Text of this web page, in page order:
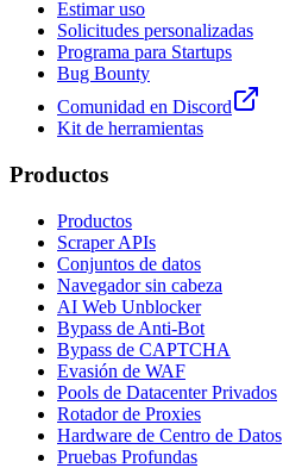
Estimar uso
Solicitudes personalizadas
Programa para Startups
Bug Bounty
Comunidad en Discord
Kit de herramientas
Productos
Productos
Scraper APIs
Conjuntos de datos
Navegador sin cabeza
AI Web Unblocker
Bypass de Anti-Bot
Bypass de CAPTCHA
Evasión de WAF
Pools de Datacenter Privados
Rotador de Proxies
Hardware de Centro de Datos
Pruebas Profundas